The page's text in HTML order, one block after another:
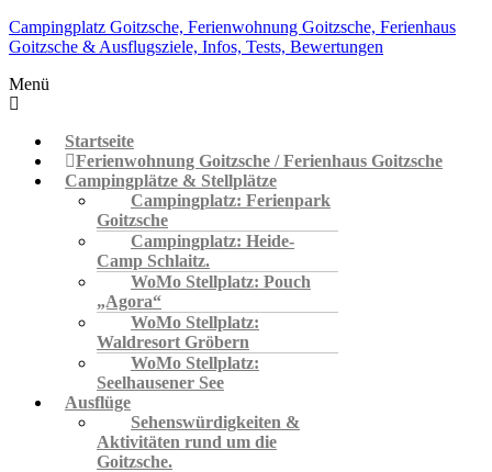
Campingplatz Goitzsche, Ferienwohnung Goitzsche, Ferienhaus
Goitzsche & Ausflugsziele, Infos, Tests, Bewertungen
Menü
Startseite
Ferienwohnung Goitzsche / Ferienhaus Goitzsche
Campingplätze & Stellplätze
Campingplatz: Ferienpark
Goitzsche
Campingplatz: Heide-
Camp Schlaitz.
WoMo Stellplatz: Pouch
„Agora“
WoMo Stellplatz:
Waldresort Gröbern
WoMo Stellplatz:
Seelhausener See
Ausflüge
Sehenswürdigkeiten &
Aktivitäten rund um die
Goitzsche.